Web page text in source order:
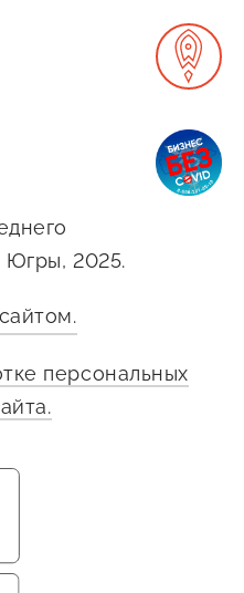
Югры, 2025.
персональных